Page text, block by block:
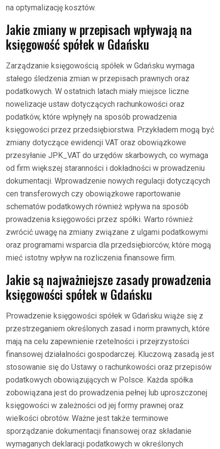
na optymalizację kosztów.
Jakie zmiany w przepisach wpływają na
księgowość spółek w Gdańsku
Zarządzanie księgowością spółek w Gdańsku wymaga
stałego śledzenia zmian w przepisach prawnych oraz
podatkowych. W ostatnich latach miały miejsce liczne
nowelizacje ustaw dotyczących rachunkowości oraz
podatków, które wpłynęły na sposób prowadzenia
księgowości przez przedsiębiorstwa. Przykładem mogą być
zmiany dotyczące ewidencji VAT oraz obowiązkowe
przesyłanie JPK_VAT do urzędów skarbowych, co wymaga
od firm większej staranności i dokładności w prowadzeniu
dokumentacji. Wprowadzenie nowych regulacji dotyczących
cen transferowych czy obowiązkowe raportowanie
schematów podatkowych również wpływa na sposób
prowadzenia księgowości przez spółki. Warto również
zwrócić uwagę na zmiany związane z ulgami podatkowymi
oraz programami wsparcia dla przedsiębiorców, które mogą
mieć istotny wpływ na rozliczenia finansowe firm.
Jakie są najważniejsze zasady prowadzenia
księgowości spółek w Gdańsku
Prowadzenie księgowości spółek w Gdańsku wiąże się z
przestrzeganiem określonych zasad i norm prawnych, które
mają na celu zapewnienie rzetelności i przejrzystości
finansowej działalności gospodarczej. Kluczową zasadą jest
stosowanie się do Ustawy o rachunkowości oraz przepisów
podatkowych obowiązujących w Polsce. Każda spółka
zobowiązana jest do prowadzenia pełnej lub uproszczonej
księgowości w zależności od jej formy prawnej oraz
wielkości obrotów. Ważne jest także terminowe
sporządzanie dokumentacji finansowej oraz składanie
wymaganych deklaracji podatkowych w określonych